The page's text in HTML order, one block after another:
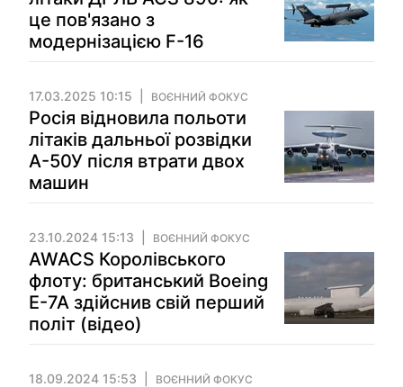
це пов'язано з
модернізацією F-16
17.03.2025 10:15 ВОЄННИЙ ФОКУС
Росія відновила польоти
літаків дальньої розвідки
А-50У після втрати двох
машин
23.10.2024 15:13 ВОЄННИЙ ФОКУС
AWACS Королівського
флоту: британський Boeing
E-7A здійснив свій перший
політ (відео)
18.09.2024 15:53 ВОЄННИЙ ФОКУС